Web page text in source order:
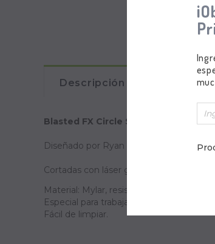
Descripción
Blasted FX Circle Stencil
Diseñado por Ryan "Ryno" Templeton.
Cortadas con láser garantizando la
Material: Mylar, resistente a solventes
Especial para trabajar con pinturas base
Fácil de limpiar.